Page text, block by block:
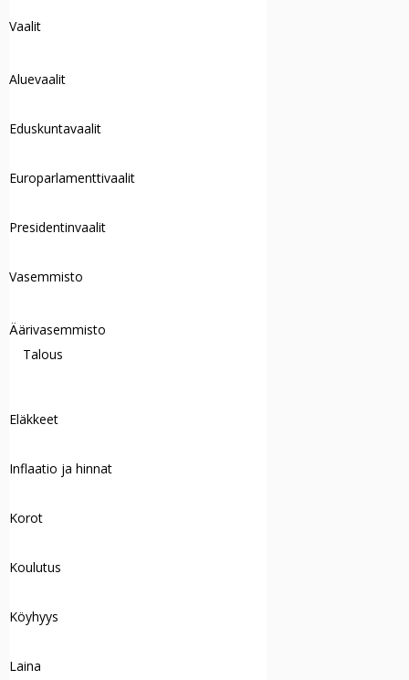
Vaalit
Aluevaalit
Eduskuntavaalit
Europarlamenttivaalit
Presidentinvaalit
Vasemmisto
Äärivasemmisto
Talous
Eläkkeet
Inflaatio ja hinnat
Korot
Koulutus
Köyhyys
Laina